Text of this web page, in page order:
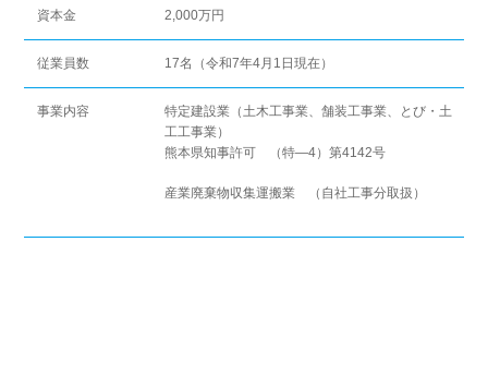
資本金 2,000万円
従業員数 17名（令和7年4月1日現在）
事業内容
特定建設業（土木工事業、舗装工事業、とび・土
工工事業）
熊本県知事許可 （特―4）第4142号
産業廃棄物収集運搬業 （自社工事分取扱）